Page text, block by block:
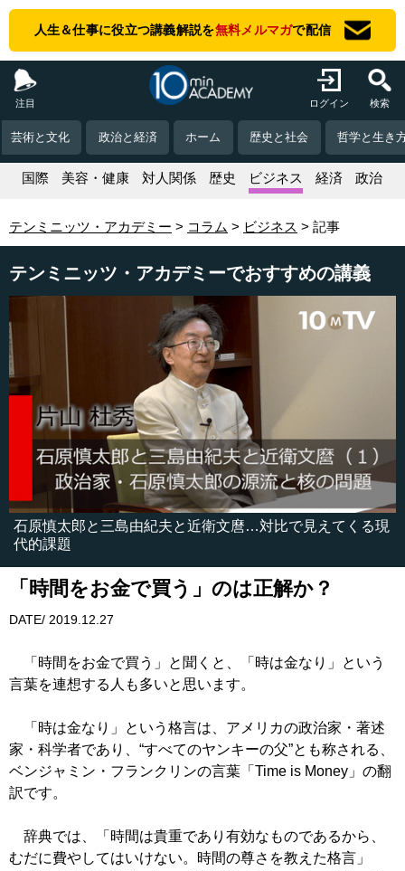
人生＆仕事に役立つ講義解説を無料メルマガで配信
注目 ログイン 検索
芸術と文化 政治と経済 ホーム 歴史と社会 哲学と生き
国際 美容・健康 対人関係 歴史 ビジネス 経済 政治
テンミニッツ・アカデミー コラム ビジネス 記事
テンミニッツ・アカデミーでおすすめの講義
石原慎太郎と三島由紀夫と近衛文麿…対比で見えてくる現
代的課題
「時間をお金で買う」のは正解か？
DATE/ 2019.12.27
「時間をお金で買う」と聞くと、「時は金なり」という
言葉を連想する人も多いと思います。
「時は金なり」という格言は、アメリカの政治家・著述
家・科学者であり、“すべてのヤンキーの父”とも称される、
ベンジャミン・フランクリンの言葉「Time is Money」の翻
訳です。
辞典では、「時間は貴重であり有効なものであるから、
むだに費やしてはいけない。時間の尊さを教えた格言」